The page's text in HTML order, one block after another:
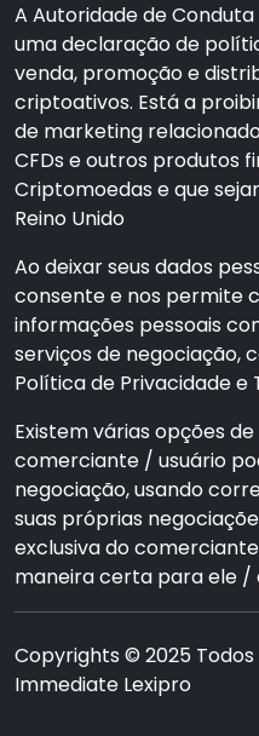
A Autoridade de
uma declaração de
venda, promoção e
criptoativos. Está a
de marketing
CFDs e outros produtos
Criptomoedas e que
Reino Unido
Ao deixar seus dados
consente e nos permite
informações pessoais
serviços de negociação,
Política de Privacidade e
Existem várias opções
comerciante / usuário
negociação, usando
suas próprias
exclusiva do
maneira certa para ele /
Copyrights © 2025
Immediate Lexipro